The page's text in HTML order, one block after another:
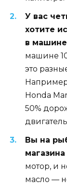
У вас
хотите
в машине
машине
это
Honda
50%
Вы на
мотор, и
масло —